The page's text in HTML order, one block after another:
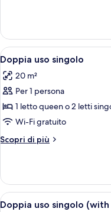
doppia
Apri
tutte
le
foto
per
Doppia
uso
singolo
6
Doppia uso singolo
20 m²
Per 1 persona
1 letto queen o 2 letti
Wi-Fi gratuito
Scopri di più
Altri
uso
singolo
Apri
5
Doppia uso singolo (with